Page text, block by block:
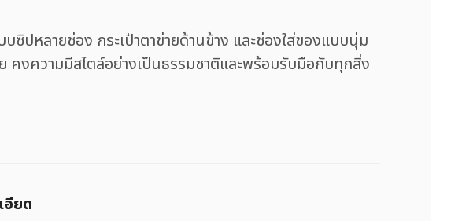
ปหลายช่อง กระเป๋าตาข่ายด้านข้าง และช่องใส่ของแบบนุ่ม
คงความมีสไตล์อย่างเป็นธรรมชาติและพร้อมรับมือกับทุกสิ่ง
อียด